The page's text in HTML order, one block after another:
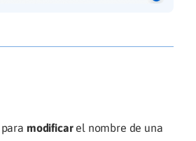
modificar el nombre de una